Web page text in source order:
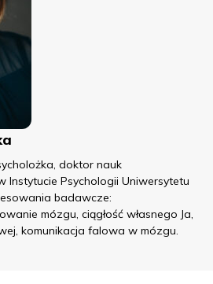
doktor nauk
Instytucie Psychologii Uniwersytetu
badawcze:
mózgu, ciągłość własnego Ja,
komunikacja falowa w mózgu.